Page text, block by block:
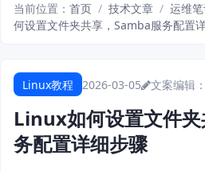
当前位置： 首页 / 技术文章 / 运维
何设置文件夹共享，Samba服务配置
Linux教程 2026-03-05 文案编辑
Linux如何设置文件
务配置详细步骤